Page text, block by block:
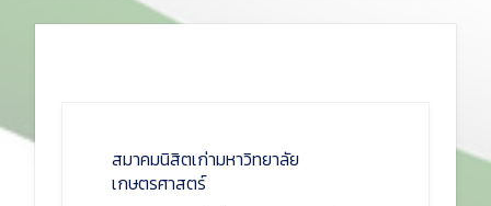
สมาคมนิสิตเก่ามหาวิทยาลัย
เกษตรศาสตร์